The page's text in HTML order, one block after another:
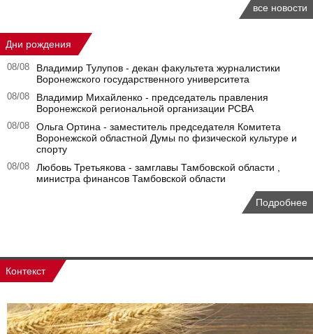
все новости
Дни рождения
08/08
Владимир Тулупов - декан факультета журналистики
Воронежского государственного университета
08/08
Владимир Михайленко - председатель правления
Воронежской региональной организации РСВА
08/08
Ольга Ортина - заместитель председателя Комитета
Воронежской областной Думы по физической культуре и
спорту
08/08
Любовь Третьякова - замглавы Тамбовской области ,
министра финансов Тамбовской области
Подробнее
Контекст